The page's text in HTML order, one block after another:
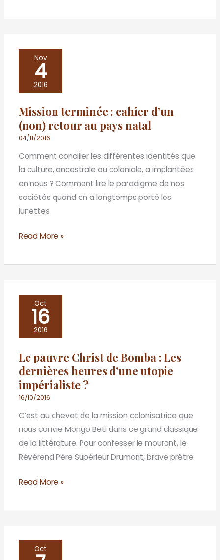
Nov
4
2016
Mission terminée : cahier d’un
(non) retour au pays natal
04/11/2016
Comment concilier les différentes identités que
la culture, ancestrale ou coloniale, a implantées
en nous ? Comment lire le paradigme de nos
sociétés quand on a longtemps porté les
lunettes
Mission
terminée
d’un
(non)
retour
au
pays
natal
Read More »
Oct
16
2016
Le pauvre Christ de Bomba : Les
dernières heures d’une utopie
impérialiste ?
16/10/2016
C’est au chevet de la mission colonisatrice que
nous convie Mongo Beti dans ce grand classique
de la littérature. Pour confesser le mourant, le
Révérend Père Supérieur Drumont, brave prêtre
pauvre
Christ
Bomba
:
Les
dernières
heures
d’une
utopie
impérialiste
Read More »
Oct
Main